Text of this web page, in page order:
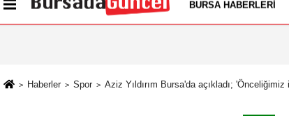
Künye İletişim Çerez Politikası
BURSA HABERLERI
Haberler Spor Aziz Yıldırım Bursa'da açıkladı;